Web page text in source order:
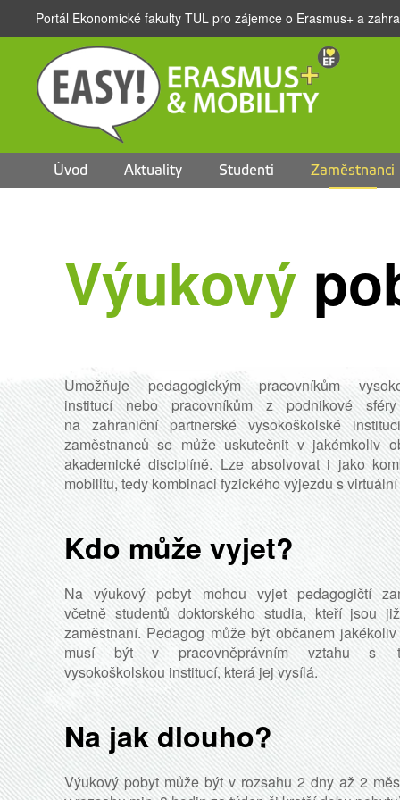
Přejít na hlavní obsah
Portál Ekonomické fakulty TUL pro zájemce o Erasmus+ a
Úvod Aktuality Studenti Zaměstnanci
Výukový
Umožňuje pedagogickým pracovníkům
institucí nebo pracovníkům z podnikové
na zahraniční partnerské vysokoškolské
zaměstnanců se může uskutečnit v jakémkoliv
akademické disciplíně. Lze absolvovat i jako
mobilitu, tedy kombinaci fyzického výjezdu s
Kdo může vyjet?
Na výukový pobyt mohou vyjet pedagogičtí
včetně studentů doktorského studia, kteří jsou
zaměstnaní. Pedagog může být občanem
musí být v pracovněprávním vztahu s
vysokoškolskou institucí, která jej vysílá.
Na jak dlouho?
Výukový pobyt může být v rozsahu 2 dny až 2